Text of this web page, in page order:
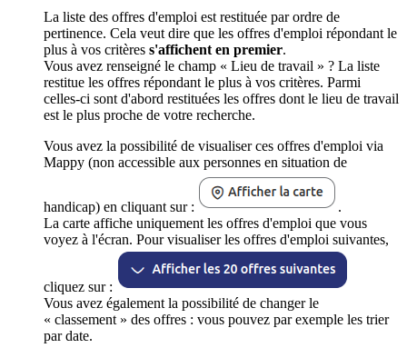
La liste des offres d'emploi est restituée par ordre de
pertinence. Cela veut dire que les offres d'emploi répondant le
plus à vos critères s'affichent en premier.
Vous avez renseigné le champ « Lieu de travail » ? La liste
restitue les offres répondant le plus à vos critères. Parmi
celles-ci sont d'abord restituées les offres dont le lieu de travail
est le plus proche de votre recherche.
Vous avez la possibilité de visualiser ces offres d'emploi via
Mappy (non accessible aux personnes en situation de
handicap) en cliquant sur :
.
La carte affiche uniquement les offres d'emploi que vous
voyez à l'écran. Pour visualiser les offres d'emploi suivantes,
cliquez sur :
Vous avez également la possibilité de changer le
« classement » des offres : vous pouvez par exemple les trier
par date.